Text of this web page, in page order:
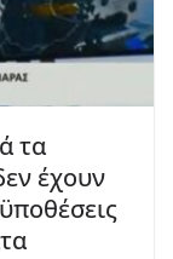
τα
έχουν